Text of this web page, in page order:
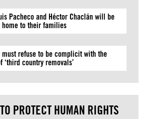
Pacheco and Héctor Chaclán will be
to their families
must refuse to be complicit with the
‘third country removals’
PROTECT HUMAN RIGHTS